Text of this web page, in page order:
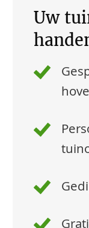
Uw